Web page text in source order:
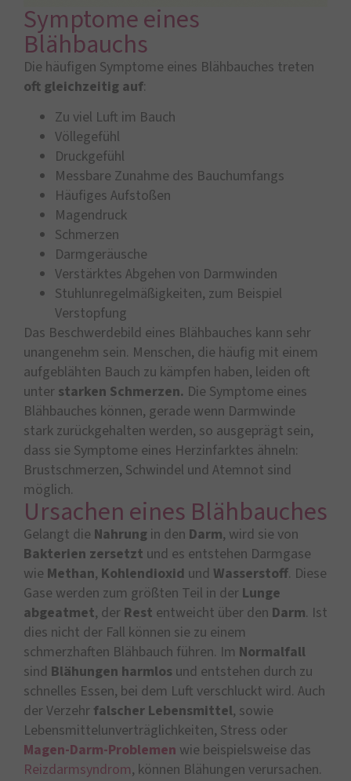
Symptome eines
Blähbauchs
Die häufigen Symptome eines Blähbauches treten
oft gleichzeitig auf:
Zu viel Luft im Bauch
Völlegefühl
Druckgefühl
Messbare Zunahme des Bauchumfangs
Häufiges Aufstoßen
Magendruck
Schmerzen
Darmgeräusche
Verstärktes Abgehen von Darmwinden
Stuhlunregelmäßigkeiten, zum Beispiel
Verstopfung
Das Beschwerdebild eines Blähbauches kann sehr
unangenehm sein. Menschen, die häufig mit einem
aufgeblähten Bauch zu kämpfen haben, leiden oft
unter starken Schmerzen. Die Symptome eines
Blähbauches können, gerade wenn Darmwinde
stark zurückgehalten werden, so ausgeprägt sein,
dass sie Symptome eines Herzinfarktes ähneln:
Brustschmerzen, Schwindel und Atemnot sind
möglich.
Ursachen eines Blähbauches
Gelangt die Nahrung in den Darm, wird sie von
Bakterien zersetzt und es entstehen Darmgase
wie Methan, Kohlendioxid und Wasserstoff. Diese
Gase werden zum größten Teil in der Lunge
abgeatmet, der Rest entweicht über den Darm. Ist
dies nicht der Fall können sie zu einem
schmerzhaften Blähbauch führen. Im Normalfall
sind Blähungen harmlos und entstehen durch zu
schnelles Essen, bei dem Luft verschluckt wird. Auch
der Verzehr falscher Lebensmittel, sowie
Lebensmittelunverträglichkeiten, Stress oder
Magen-Darm-Problemen wie beispielsweise das
Reizdarmsyndrom, können Blähungen verursachen.